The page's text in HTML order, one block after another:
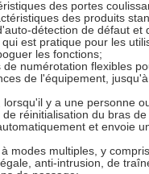
des portes
des produits
détection de défaut et
est pratique pour les
les fonctions;
numérotation flexibles
de l'équipement,
y a une personne
réinitialisation du bras
et envoie
modes multiples, y
anti-intrusion, de